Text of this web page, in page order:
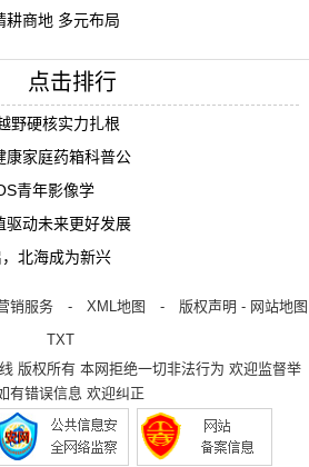
耕商地 多元布局
点击排行
野硬核实力扎根
康家庭药箱科普公
青年影像学
驱动未来更好发展
北海成为新兴
销服务- XML地图 - 版权声明 - 网站地图
TXT
版权所有 本网拒绝一切非法行为 欢迎监督举
有错误信息 欢迎纠正